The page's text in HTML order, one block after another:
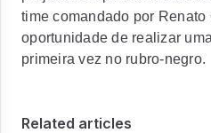
time comandado por
oportunidade de realizar
primeira vez no rubro-negro.
Related articles